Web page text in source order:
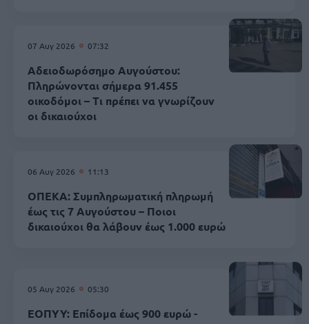
07 Αυγ 2026 07:32
Αδειοδωρόσημο Αυγούστου:
Πληρώνονται σήμερα 91.455
οικοδόμοι – Τι πρέπει να γνωρίζουν
οι δικαιούχοι
06 Αυγ 2026 11:13
ΟΠΕΚΑ: Συμπληρωματική πληρωμή
έως τις 7 Αυγούστου – Ποιοι
δικαιούχοι θα λάβουν έως 1.000 ευρώ
05 Αυγ 2026 05:30
ΕΟΠΥΥ: Επίδομα έως 900 ευρώ -